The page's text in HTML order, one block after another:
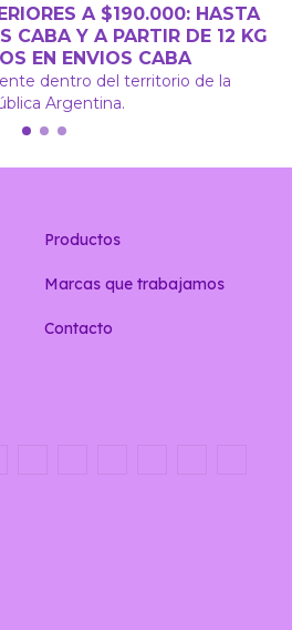
A $190.000: HASTA
CABA Y A PARTIR DE 12 KG
EN ENVIOS CABA
dentro del territorio de la
Argentina.
Productos
Marcas que trabajamos
Contacto